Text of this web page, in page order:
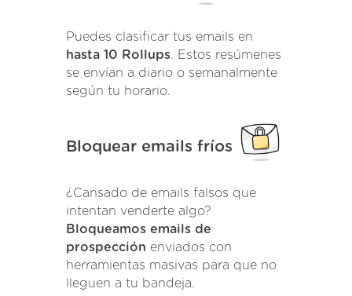
Puedes clasificar tus emails en
hasta 10 Rollups. Estos resúmenes
se envían a diario o semanalmente
según tu horario.
Bloquear emails fríos
¿Cansado de emails falsos que
intentan venderte algo?
Bloqueamos emails de
prospección enviados con
herramientas masivas para que no
lleguen a tu bandeja.